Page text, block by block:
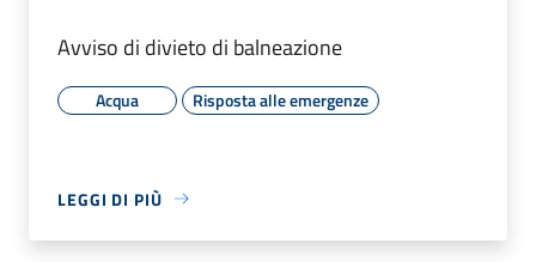
Avviso di divieto di balneazione
Acqua Risposta alle emergenze
LEGGI DI PIÙ